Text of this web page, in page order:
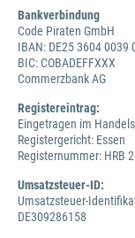
Bankverbindung
Code Piraten GmbH
IBAN: DE25 3604 0039
BIC: COBADEFFXXX
Commerzbank AG
Registereintrag:
Eingetragen im
Registergericht: Essen
Registernummer: HRB
Umsatzsteuer-ID:
Umsatzsteuer-
DE309286158